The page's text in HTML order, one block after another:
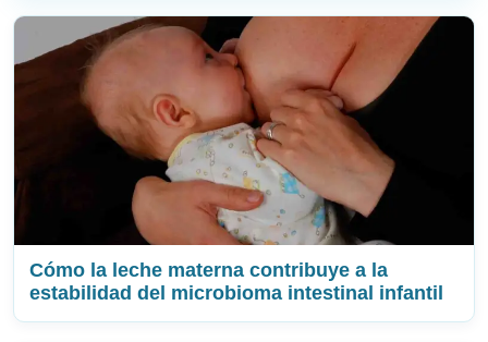
Cómo la leche materna contribuye a la
estabilidad del microbioma intestinal infantil